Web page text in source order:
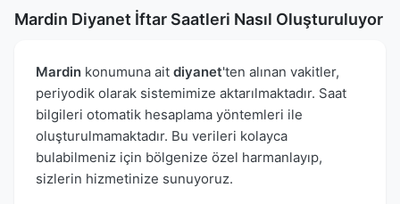
Mardin Diyanet İftar Saatleri Nasıl Oluşturuluyor
Mardin konumuna ait diyanet'ten alınan vakitler,
periyodik olarak sistemimize aktarılmaktadır. Saat
bilgileri otomatik hesaplama yöntemleri ile
oluşturulmamaktadır. Bu verileri kolayca
bulabilmeniz için bölgenize özel harmanlayıp,
sizlerin hizmetinize sunuyoruz.